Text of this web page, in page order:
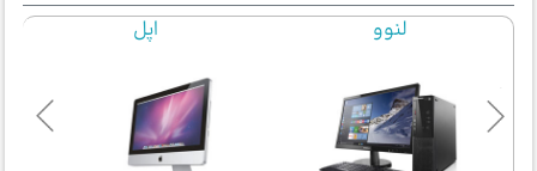
اپل
فونیکس